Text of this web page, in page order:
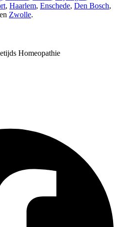
, Haarlem, Enschede, Den Bosch,
en Zwolle.
Homeopathie